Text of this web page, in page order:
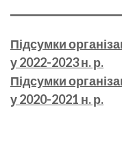
Підсумки
у 2022-2023 н. р.
Підсумки
у 2020-2021 н. р.